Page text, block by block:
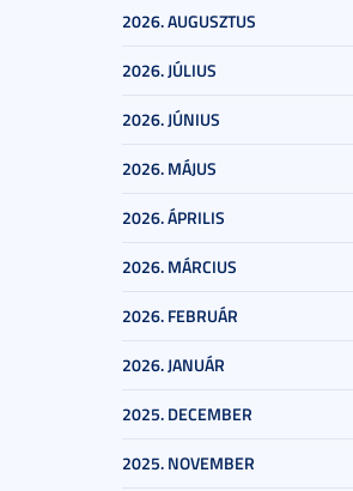
2026. AUGUSZTUS
2026. JÚLIUS
2026. JÚNIUS
2026. MÁJUS
2026. ÁPRILIS
2026. MÁRCIUS
2026. FEBRUÁR
2026. JANUÁR
2025. DECEMBER
2025. NOVEMBER